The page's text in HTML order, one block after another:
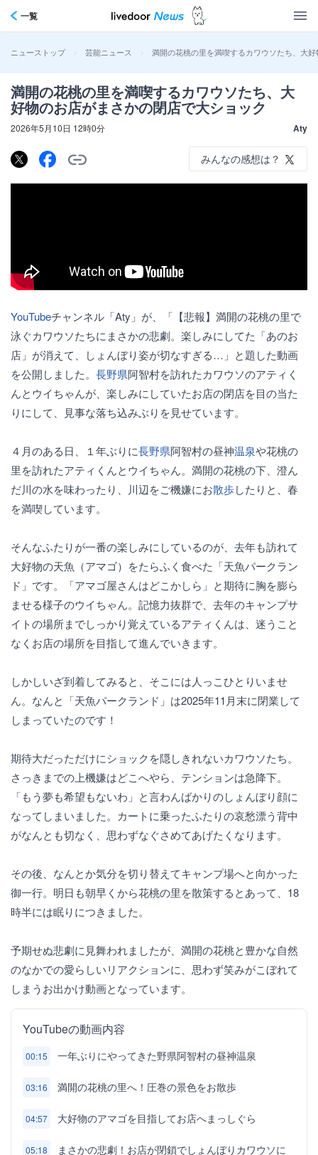
一覧
ニューストップ > 芸能ニュース > 満開の花桃の里を満喫するカワウソたち、大
満開の花桃の里を満喫するカワウソたち、大
好物のお店がまさかの閉店で大ショック
2026年5月10日 12時0分 Aty
みんなの感想は？
YouTubeチャンネル「Aty」が、「【悲報】満開の花桃の里で
泳ぐカワウソたちにまさかの悲劇。楽しみにしてた「あのお
店」が消えて、しょんぼり姿が切なすぎる…」と題した動画
を公開しました。 長野県阿智村を訪れたカワウソのアティく
んとウイちゃんが、楽しみにしていたお店の閉店を目の当た
りにして、見事な落ち込みぶりを見せています。
４月のある日、１年ぶりに長野県阿智村の昼神温泉や花桃の
里を訪れたアティくんとウイちゃん。満開の花桃の下、澄ん
だ川の水を味わったり、川辺をご機嫌にお散歩したりと、春
を満喫しています。
そんなふたりが一番の楽しみにしているのが、去年も訪れて
大好物の天魚（アマゴ）をたらふく食べた「天魚パークラン
ド」です。「アマゴ屋さんはどこかしら」と期待に胸を膨ら
ませる様子のウイちゃん。記憶力抜群で、去年のキャンプサ
イトの場所までしっかり覚えているアティくんは、迷うこと
なくお店の場所を目指して進んでいきます。
しかしいざ到着してみると、そこには人っこひとりいませ
ん。なんと「天魚パークランド」は2025年11月末に閉業して
しまっていたのです！
期待大だっただけにショックを隠しきれないカワウソたち。
さっきまでの上機嫌はどこへやら、テンションは急降下。
「もう夢も希望もないわ」と言わんばかりのしょんぼり顔に
なってしまいました。カートに乗ったふたりの哀愁漂う背中
がなんとも切なく、思わずなぐさめてあげたくなります。
その後、なんとか気分を切り替えてキャンプ場へと向かった
御一行。明日も朝早くから花桃の里を散策するとあって、18
時半には眠りにつきました。
予期せぬ悲劇に見舞われましたが、満開の花桃と豊かな自然
のなかでの愛らしいリアクションに、思わず笑みがこぼれて
しまうお出かけ動画となっています。
YouTubeの動画内容
00:15 一年ぶりにやってきた野県阿智村の昼神温泉
03:16 満開の花桃の里へ！圧巻の景色をお散歩
04:57 大好物のアマゴを目指してお店へまっしぐら
05:18 まさかの悲劇！お店が閉鎖でしょんぼりカワウソに